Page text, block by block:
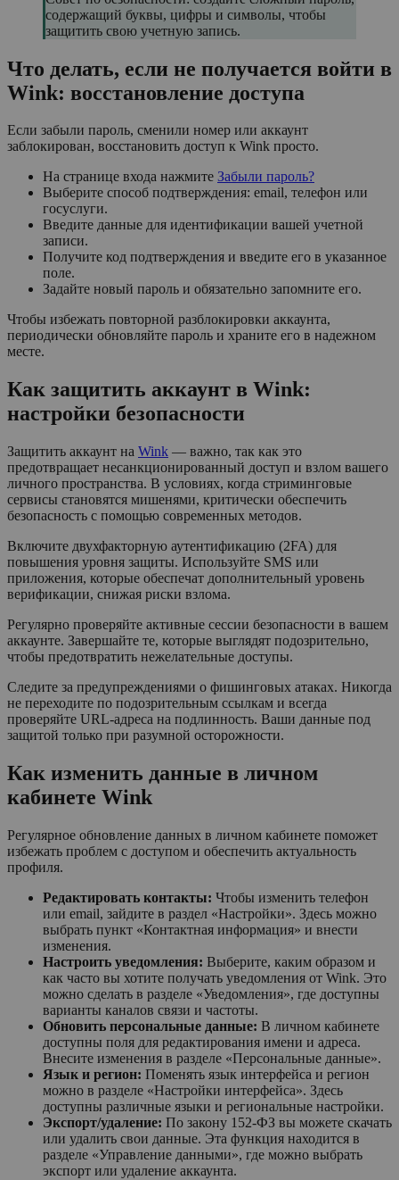
содержащий буквы, цифры и символы, чтобы
защитить свою учетную запись.
Что делать, если не получается войти в
Wink: восстановление доступа
Если забыли пароль, сменили номер или аккаунт
заблокирован, восстановить доступ к Wink просто.
На странице входа нажмите Забыли пароль?
Выберите способ подтверждения: email, телефон или
госуслуги.
Введите данные для идентификации вашей учетной
записи.
Получите код подтверждения и введите его в указанное
поле.
Задайте новый пароль и обязательно запомните его.
Чтобы избежать повторной разблокировки аккаунта,
периодически обновляйте пароль и храните его в надежном
месте.
Как защитить аккаунт в Wink:
настройки безопасности
Защитить аккаунт на Wink — важно, так как это
предотвращает несанкционированный доступ и взлом вашего
личного пространства. В условиях, когда стриминговые
сервисы становятся мишенями, критически обеспечить
безопасность с помощью современных методов.
Включите двухфакторную аутентификацию (2FA) для
повышения уровня защиты. Используйте SMS или
приложения, которые обеспечат дополнительный уровень
верификации, снижая риски взлома.
Регулярно проверяйте активные сессии безопасности в вашем
аккаунте. Завершайте те, которые выглядят подозрительно,
чтобы предотвратить нежелательные доступы.
Следите за предупреждениями о фишинговых атаках. Никогда
не переходите по подозрительным ссылкам и всегда
проверяйте URL-адреса на подлинность. Ваши данные под
защитой только при разумной осторожности.
Как изменить данные в личном
кабинете Wink
Регулярное обновление данных в личном кабинете поможет
избежать проблем с доступом и обеспечить актуальность
профиля.
Редактировать контакты: Чтобы изменить телефон
или email, зайдите в раздел «Настройки». Здесь можно
выбрать пункт «Контактная информация» и внести
изменения.
Настроить уведомления: Выберите, каким образом и
как часто вы хотите получать уведомления от Wink. Это
можно сделать в разделе «Уведомления», где доступны
варианты каналов связи и частоты.
Обновить персональные данные: В личном кабинете
доступны поля для редактирования имени и адреса.
Внесите изменения в разделе «Персональные данные».
Язык и регион: Поменять язык интерфейса и регион
можно в разделе «Настройки интерфейса». Здесь
доступны различные языки и региональные настройки.
Экспорт/удаление: По закону 152-ФЗ вы можете скачать
или удалить свои данные. Эта функция находится в
разделе «Управление данными», где можно выбрать
экспорт или удаление аккаунта.